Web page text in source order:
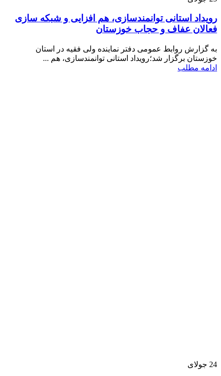
رویداد استانی توانمندسازی، هم افزایی و شبکه سازی
فعالان عفاف و حجاب خوزستان
به گزارش روابط عمومی دفتر نماینده ولی فقیه در استان
خوزستان برگزار شد؛رویداد استانی توانمندسازی، هم ...
ادامه مطلب
24 جولای